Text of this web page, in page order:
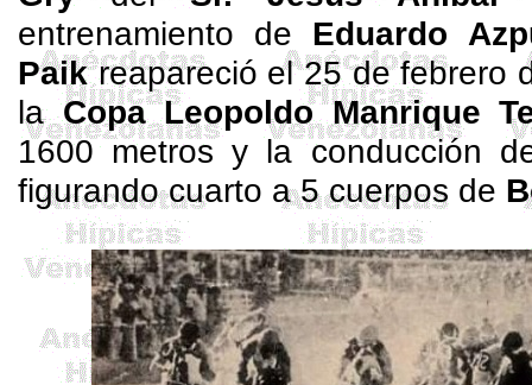
entrenamiento de Eduardo
Paikreapareció el 25 de febrero
laCopa Leopoldo Manrique
1600 metros y la conducción
figurando cuarto a 5 cuerpos de